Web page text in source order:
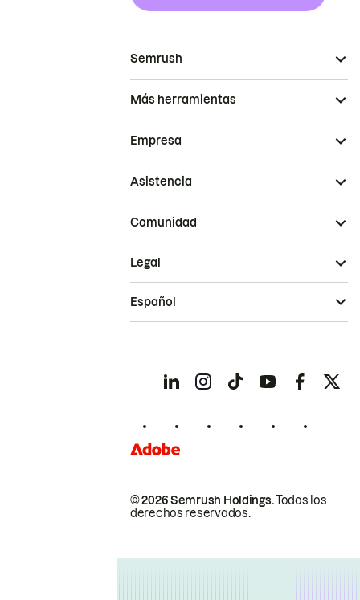
Semrush
Más herramientas
Empresa
Asistencia
Comunidad
© 2026 Semrush Holdings.Todos los
derechos reservados.
Legal
Español